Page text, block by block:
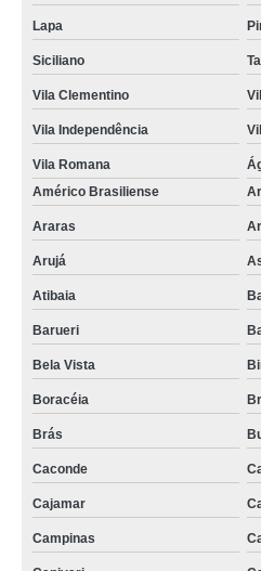
Lapa
Siciliano
Vila Clementino
Vila Independência
Vila Romana
Américo Brasiliense
Araras
Arujá
Atibaia
Barueri
Bela Vista
Boracéia
Brás
Caconde
Cajamar
Campinas